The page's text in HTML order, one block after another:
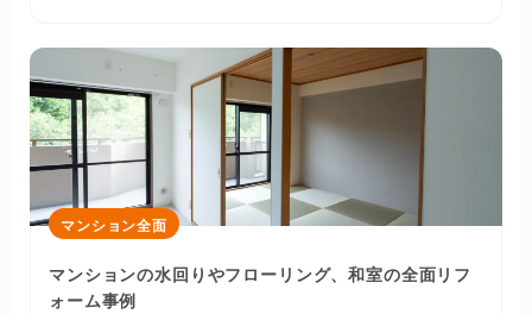
マンション全面
マンションの水回りやフローリング、和室の全面リフ
ォーム事例